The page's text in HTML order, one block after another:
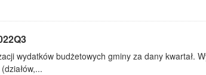
wydatków budżetowych gminy za dany kwartał.